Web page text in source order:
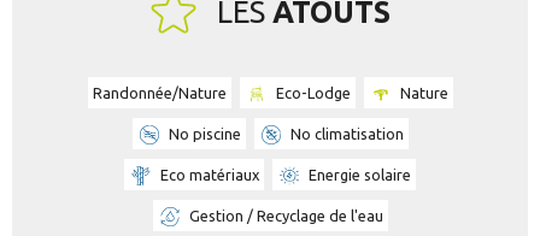
LES ATOUTS
Randonnée/Nature Eco-Lodge Nature
No piscine No climatisation
Eco matériaux Energie solaire
Gestion / Recyclage de l'eau